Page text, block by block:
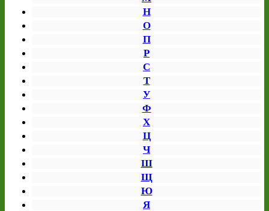
Н
О
П
Р
С
Т
У
Ф
Х
Ц
Ч
Ш
Щ
Ю
Я